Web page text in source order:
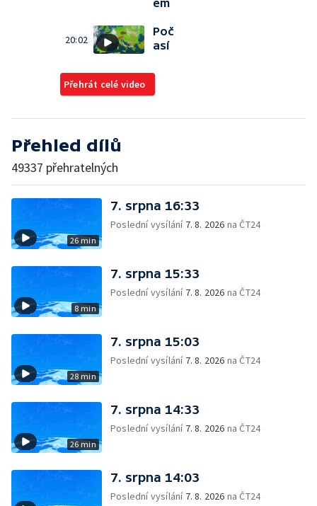
20:02
Poč
así
Přehrát celé video
Přehled dílů
49337 přehratelných
26 min
7. srpna 16:33
Poslední vysílání 7. 8. 2026 na ČT24
8 min
7. srpna 15:33
Poslední vysílání 7. 8. 2026 na ČT24
28 min
7. srpna 15:03
Poslední vysílání 7. 8. 2026 na ČT24
26 min
7. srpna 14:33
Poslední vysílání 7. 8. 2026 na ČT24
7. srpna 14:03
Poslední vysílání 7. 8. 2026 na ČT24